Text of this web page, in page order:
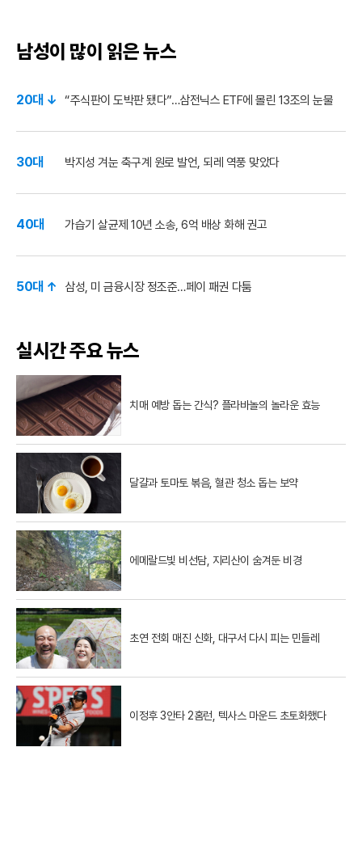
남성이 많이 읽은 뉴스
20대 ↓ “주식판이 도박판 됐다”…삼전닉스 ETF에 몰린 13조의 눈물
30대 박지성 겨눈 축구계 원로 발언, 되레 역풍 맞았다
40대 가습기 살균제 10년 소송, 6억 배상 화해 권고
50대 ↑ 삼성, 미 금융시장 정조준…페이 패권 다툼
실시간 주요 뉴스
치매 예방 돕는 간식? 플라바놀의 놀라운 효능
달걀과 토마토 볶음, 혈관 청소 돕는 보약
에메랄드빛 비선담, 지리산이 숨겨둔 비경
초연 전회 매진 신화, 대구서 다시 피는 민들레
이정후 3안타 2홈런, 텍사스 마운드 초토화했다